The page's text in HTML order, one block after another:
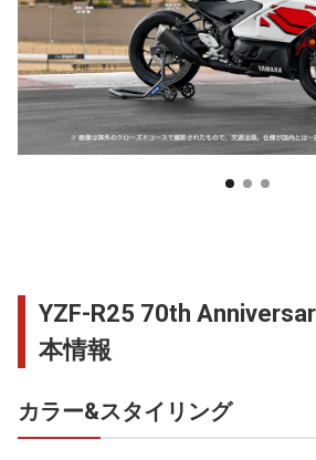
YZF-R25 70th
本情報
カラー&スタイリング